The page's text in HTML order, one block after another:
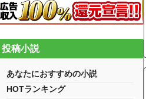
投稿小説
あなたにおすすめの小説
HOTランキング